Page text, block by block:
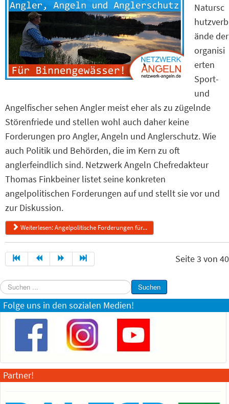
Natursc
hutzverb
ände der
organisi
erten
Sport-
und
Angelfischer sehen Angler meist eher als zu zügelnde
Störenfriede und stellen wohl auch daher keine
Forderungen pro Angler, Angeln und Anglerschutz. Wie
auch Politik und Behörden, die im Kern zu oft
anglerfeindlich sind. Netzwerk Angeln Chefredakteur
Thomas Finkbeiner listet seine konkreten
angelpolitischen Forderungen auf und stellt sie vor und
zur Diskussion.
Weiterlesen: Angelpolitische Forderungen für...
Seite 3 von 40
Suchen
...
Suchen
Folge uns in den sozialen Medien!
Partner!